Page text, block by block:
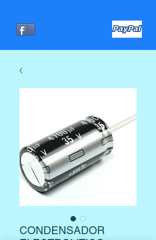
CONDENSADOR